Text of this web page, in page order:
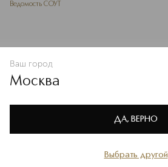
Политике конфиденциальности
В КОРЗИНУ
Ведомость СОУТ
Избранное
Ваш город
Москва
Выбрать другой
ДА, ВЕРНО